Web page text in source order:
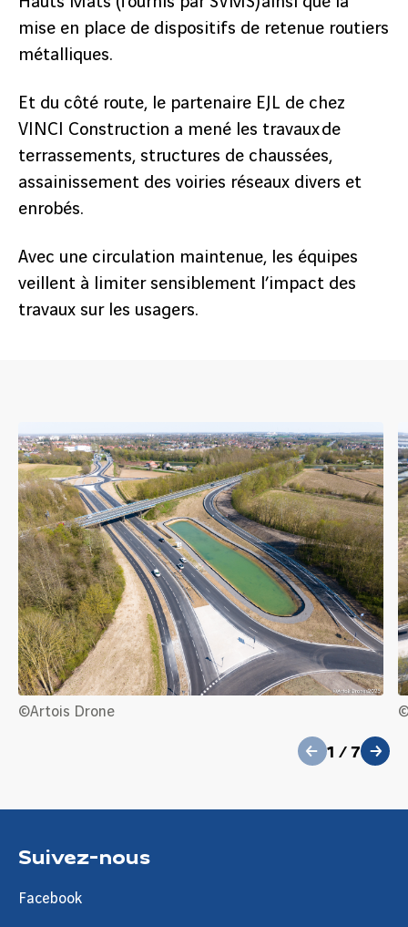
mise en place de dispositifs de retenue routiers
métalliques.
Et du côté route, le partenaire EJL de chez
VINCI Construction a mené les travaux de
terrassements, structures de chaussées,
assainissement des voiries réseaux divers et
enrobés.
Avec une circulation maintenue, les équipes
veillent à limiter sensiblement l’impact des
travaux sur les usagers.
©Artois Drone précédent 1 /7suivant
2 / suivant
Suivez-nous
Facebook